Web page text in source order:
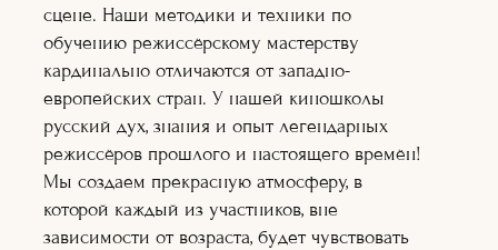
мастерство
Оператор+монт
сцене. Наши методики и техники по
обучению режиссёрскому мастерству
кардинально отличаются от западно-
европейских стран. У нашей киношколы
русский дух, знания и опыт легендарных
режиссёров прошлого и настоящего времён!
Мы создаем прекрасную атмосферу, в
которой каждый из участников, вне
зависимости от возраста, будет чувствовать